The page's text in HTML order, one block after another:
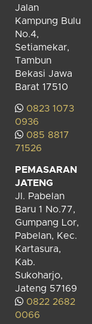
Jalan
Kampung Bulu
No.4,
Setiamekar,
Tambun
Bekasi Jawa
Barat 17510
0823 1073
0936
085 8817
71526
PEMASARAN
JATENG
Jl. Pabelan
Baru 1 No.77,
Gumpang Lor,
Pabelan, Kec.
Kartasura,
Kab.
Sukoharjo,
Jateng 57169
0822 2682
0066